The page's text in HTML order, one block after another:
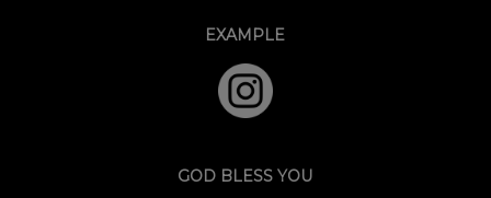
EXAMPLE
GOD BLESS YOU